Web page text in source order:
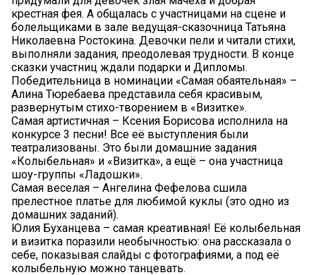
крестная фея. А общалась с участницами на сцене и
болельщиками в зале ведущая-сказочница Татьяна
Николаевна Ростокина. Девочки пели и читали стихи,
выполняли задания, преодолевая трудности. В конце
сказки участниц ждали подарки и Дипломы.
Победительница в номинации «Самая обаятельная» –
Алина Тюребаева представила себя красивым,
развернутым стихо-творением в «Визитке».
Самая артистичная – Ксения Борисова исполнила на
конкурсе 3 песни! Все её выступления были
театрализованы. Это были домашние задания
«Колыбельная» и «Визитка», а ещё – она участница
шоу-группы «Ладошки».
Самая веселая – Ангелина Фефелова сшила
прелестное платье для любимой куклы (это одно из
домашних заданий).
Юлия Буханцева – самая креативная! Её колыбельная
и визитка поразили необычностью: она рассказала о
себе, показывая слайды с фотографиями, а под её
колыбельную можно танцевать.